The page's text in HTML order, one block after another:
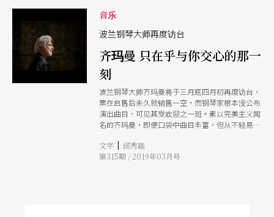
音乐
波兰钢琴大师再度访台
齐玛曼 只在乎与你交心的那一
刻
波兰钢琴大师齐玛曼将于三月底四月初再度访台，
票在启售后未久就销售一空，而钢琴家根本没公布
演出曲目，可见其受欢迎之一斑。素以完美主义闻
名的齐玛曼，即便口袋中曲目丰富，但从不轻易答
耳聆赏他传奇的乐音，齐玛曼也期待观众的真诚倾
听，与他短暂相逢、片刻交心。
文字 | 邱秀颖
第315期 / 2019年03月号